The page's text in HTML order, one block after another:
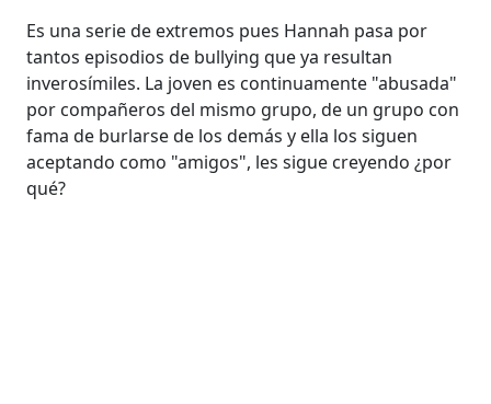
Es una serie de extremos pues Hannah pasa por
tantos episodios de bullying que ya resultan
inverosímiles. La joven es continuamente "abusada"
por compañeros del mismo grupo, de un grupo con
fama de burlarse de los demás y ella los siguen
aceptando como "amigos", les sigue creyendo ¿por
qué?